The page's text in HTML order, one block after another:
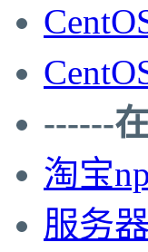
------
淘宝
服务